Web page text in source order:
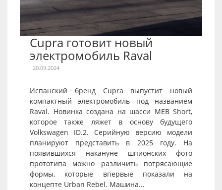
Cupra готовит новый
электромобиль Raval
20.09.2024
Испанский бренд Cupra выпустит новый
компактный электромобиль под названием
Raval. Новинка создана на шасси MEB Short,
которое также ляжет в основу будущего
Volkswagen ID.2. Серийную версию модели
планируют представить в 2025 году. На
появившихся накануне шпионских фото
прототипа можно различить потрясающие
формы, которые впервые показали на
концепте Urban Rebel. Машина...